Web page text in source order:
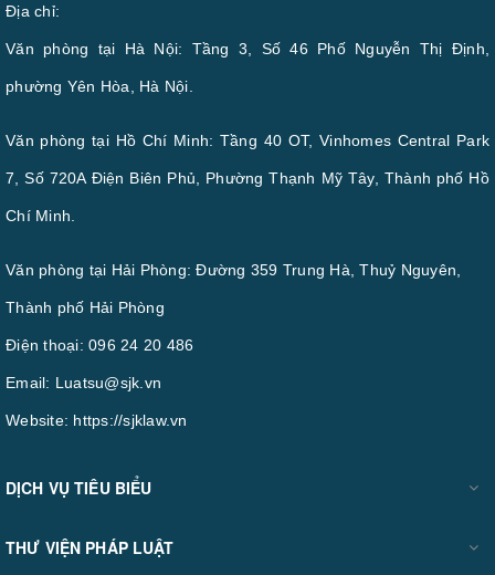
Địa chỉ:
Văn phòng tại Hà Nội: Tầng 3, Số 46 Phố Nguyễn Thị Định,
phường Yên Hòa, Hà Nội.
Văn phòng tại Hồ Chí Minh: Tầng 40 OT, Vinhomes Central Park
7, Số 720A Điện Biên Phủ, Phường Thạnh Mỹ Tây, Thành phố Hồ
Chí Minh.
Văn phòng tại Hải Phòng: Đường 359 Trung Hà, Thuỷ Nguyên,
Thành phố Hải Phòng
Điện thoại: 096 24 20 486
Email: Luatsu@sjk.vn
Website: https://sjklaw.vn
DỊCH VỤ TIÊU BIỂU
THƯ VIỆN PHÁP LUẬT